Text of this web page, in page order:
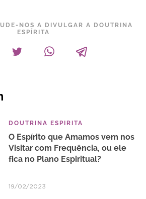
NOS A DIVULGAR A DOUTRINA
ESPÍRITA
DOUTRINA ESPIRITA
O Espírito que Amamos vem nos
Visitar com Frequência, ou ele
fica no Plano Espiritual?
19/02/2023